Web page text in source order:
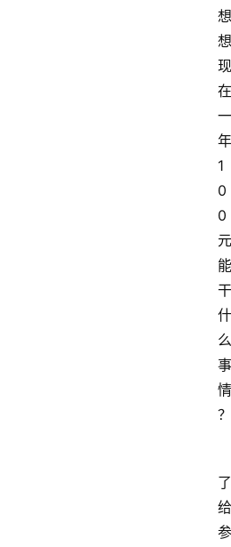
想
想
现
在
一
年
1
0
0
元
能
干
什
么
事
情
？
了
给
参